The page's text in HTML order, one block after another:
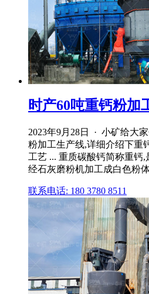
时产60吨重钙粉加
2023年9月28日 · 小矿给大
粉加工生产线,详细介绍下重
工艺 ... 重质碳酸钙简称重钙
经石灰磨粉机加工成白色粉
联系电话: 180 3780 8511